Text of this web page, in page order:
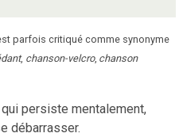
parfois critiqué comme synonyme
, chanson-velcro, chanson
persiste mentalement,
débarrasser.